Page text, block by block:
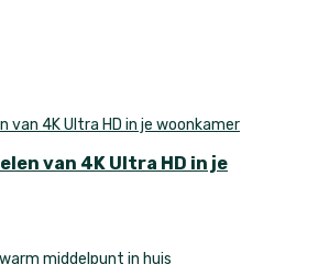
van 4K Ultra HD in je